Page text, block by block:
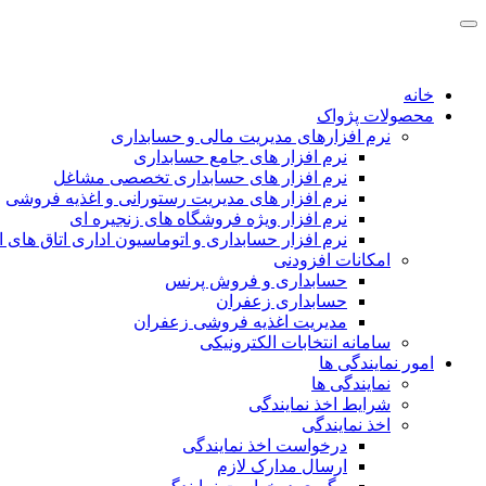
خانه
محصولات پژواک
نرم افزارهای مدیریت مالی و حسابداری
نرم افزار های جامع حسابداری
نرم افزار های حسابداری تخصصی مشاغل
نرم افزار های مدیریت رستورانی و اغذیه فروشی
نرم افزار ویژه فروشگاه های زنجیره ای
نرم افزار حسابداری و اتوماسیون اداری اتاق های
امکانات افزودنی
حسابداری و فروش پرنس
حسابداری زعفران
مدیریت اغذیه فروشی زعفران
سامانه انتخابات الکترونیکی
امور نمایندگی ها
نمایندگی ها
شرایط اخذ نمایندگی
اخذ نمایندگی
درخواست اخذ نمایندگی
ارسال مدارک لازم